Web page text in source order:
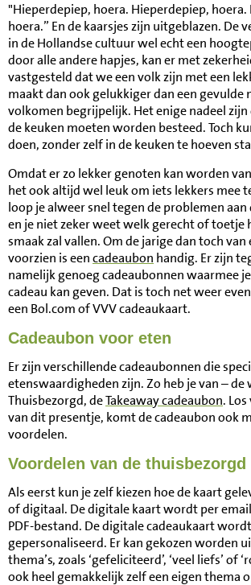
"Hieperdepiep, hoera. Hieperdepiep, hoera.
hoera.” En de kaarsjes zijn uitgeblazen. De
in de Hollandse cultuur wel echt een
door alle andere hapjes, kan er met
vastgesteld dat we een volk zijn met een
maakt dan ook gelukkiger dan een gevulde
volkomen begrijpelijk. Het enige nadeel zijn
de keuken moeten worden besteed. Toch
doen, zonder zelf in de keuken te hoeven
Omdat er zo lekker genoten kan worden
het ook altijd wel leuk om iets lekkers mee
loop je alweer snel tegen de problemen
en je niet zeker weet welk gerecht of toetje
smaak zal vallen. Om de jarige dan toch van
voorzien is eencadeaubon handig. Er zijn
namelijk genoeg cadeaubonnen waarmee
cadeau kan geven. Dat is toch net weer
een Bol.com of VVV cadeaukaart.
Cadeaubon voor eten
Er zijn verschillende cadeaubonnen die
etenswaardigheden zijn. Zo heb je van – de
Thuisbezorgd, deTakeaway cadeaubon.
van dit presentje, komt de cadeaubon ook
voordelen.
Voordelen van de thuisbezorgd
Als eerst kun je zelf kiezen hoe de kaart
of digitaal. De digitale kaart wordt per
PDF-bestand. De digitale cadeaukaart
gepersonaliseerd. Er kan gekozen worden
thema’s, zoals ‘gefeliciteerd’, ‘veel liefs’ of
ook heel gemakkelijk zelf een eigen thema